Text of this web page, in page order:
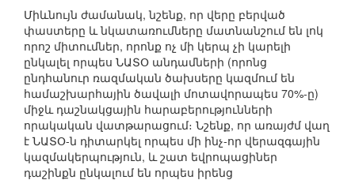
Միևնույն ժամանակ, նշենք, որ վերը բերված
փաստերը և նկատառումները մատնանշում են լոկ
որոշ միտումներ, որոնք ոչ մի կերպ չի կարելի
ընկալել որպես ՆԱՏՕ անդամների (որոնց
ընդհանուր ռազմական ծախսերը կազմում են
համաշխարհային ծավալի մոտավորապես 70%-ը)
միջև դաշնակցային հարաբերությունների
որակական վատթարացում։ Նշենք, որ առայժմ վաղ
է ՆԱՏՕ-ն դիտարկել որպես մի ինչ-որ վերազգային
կազմակերպություն, և շատ եվրոպացիներ
դաշինքն ընկալում են որպես իրենց